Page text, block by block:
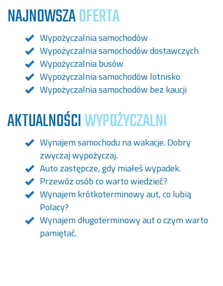
NAJNOWSZAOFERTA
Wypożyczalnia samochodów
Wypożyczalnia samochodów dostawczych
Wypożyczalnia busów
Wypożyczalnia samochodów lotnisko
Wypożyczalnia samochodów bez kaucji
AKTUALNOŚCIWYPOŻYCZALNI
Wynajem samochodu na wakacje. Dobry
zwyczaj wypożyczaj.
Auto zastępcze, gdy miałeś wypadek.
Przewóz osób co warto wiedzieć?
Wynajem krótkoterminowy aut, co lubią
Polacy?
Wynajem długoterminowy aut o czym warto
pamiętać.